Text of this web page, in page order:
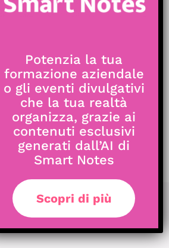
smart degli
del Padiglione
della piattaforma che
dei visitatori del Padiglione
Leggi articolo
DI
Potenzia la tua
formazione aziendale
o gli eventi divulgativi
che la tua realtà
organizza, grazie ai
contenuti esclusivi
generati dall’AI di
Smart Notes
Scopri di più